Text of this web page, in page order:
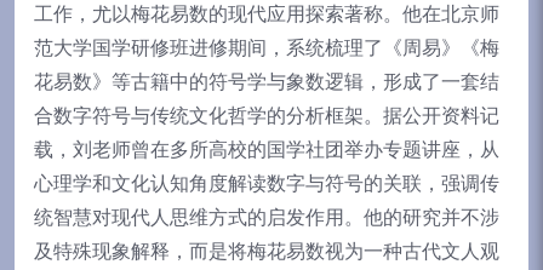
工作，尤以梅花易数的现代应用探索著称。他在北京师
范大学国学研修班进修期间，系统梳理了《周易》《梅
花易数》等古籍中的符号学与象数逻辑，形成了一套结
合数字符号与传统文化哲学的分析框架。据公开资料记
载，刘老师曾在多所高校的国学社团举办专题讲座，从
心理学和文化认知角度解读数字与符号的关联，强调传
统智慧对现代人思维方式的启发作用。他的研究并不涉
及特殊现象解释，而是将梅花易数视为一种古代文人观